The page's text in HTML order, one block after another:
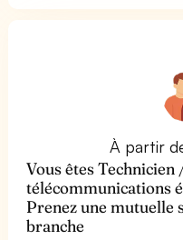
À partir
Vous êtes Technicien
télécommunications
Prenez une mutuelle
branche